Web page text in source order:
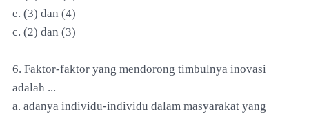
e. (3) dan (4)
c. (2) dan (3)
6. Faktor-faktor yang mendorong timbulnya inovasi
adalah ...
a. adanya individu-individu dalam masyarakat yang